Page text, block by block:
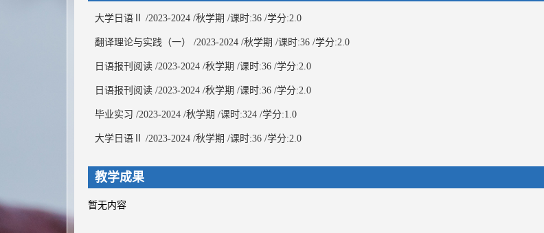
大学日语Ⅱ /2023-2024 /秋学期 /课时:36 /学分:2.0
翻译理论与实践（一） /2023-2024 /秋学期 /课时:36 /学分:2.0
日语报刊阅读 /2023-2024 /秋学期 /课时:36 /学分:2.0
日语报刊阅读 /2023-2024 /秋学期 /课时:36 /学分:2.0
毕业实习 /2023-2024 /秋学期 /课时:324 /学分:1.0
大学日语Ⅱ /2023-2024 /秋学期 /课时:36 /学分:2.0
教学成果
暂无内容